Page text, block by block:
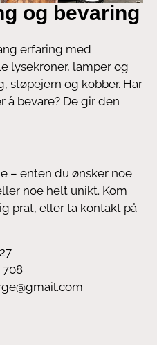
og bevaring
erfaring med
lysekroner, lamper og
støpejern og kobber. Har
å bevare? De gir den
– enten du ønsker noe
noe helt unikt. Kom
prat, eller ta kontakt på
708